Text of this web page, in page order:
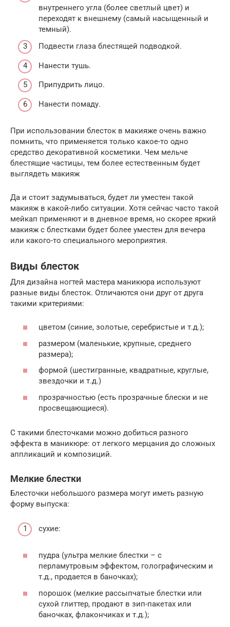
внутреннего угла (более светлый цвет) и
переходят к внешнему (самый насыщенный и
темный).
Подвести глаза блестящей подводкой.
Нанести тушь.
Припудрить лицо.
Нанести помаду.
При использовании блесток в макияже очень важно
помнить, что применяется только какое-то одно
средство декоративной косметики. Чем мельче
блестящие частицы, тем более естественным будет
выглядеть макияж
Да и стоит задумываться, будет ли уместен такой
макияж в какой-либо ситуации. Хотя сейчас часто такой
мейкап применяют и в дневное время, но скорее яркий
макияж с блестками будет более уместен для вечера
или какого-то специального мероприятия.
Виды блесток
Для дизайна ногтей мастера маникюра используют
разные виды блесток. Отличаются они друг от друга
такими критериями:
цветом (синие, золотые, серебристые и т.д.);
размером (маленькие, крупные, среднего
размера);
формой (шестигранные, квадратные, круглые,
звездочки и т.д.)
прозрачностью (есть прозрачные блески и не
просвещающиеся).
С такими блесточками можно добиться разного
эффекта в маникюре: от легкого мерцания до сложных
аппликаций и композиций.
Мелкие блестки
Блесточки небольшого размера могут иметь разную
форму выпуска:
сухие:
пудра (ультра мелкие блестки – с
перламутровым эффектом, голографическим и
т.д., продается в баночках);
порошок (мелкие рассыпчатые блестки или
сухой глиттер, продают в зип-пакетах или
баночках, флакончиках и т.д.);